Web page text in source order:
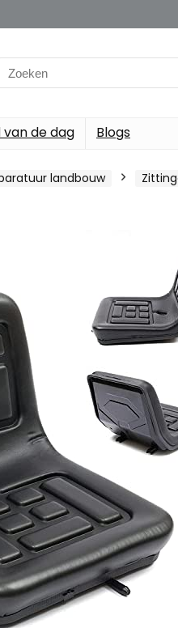
Search
van de dag Blogs
landbouw